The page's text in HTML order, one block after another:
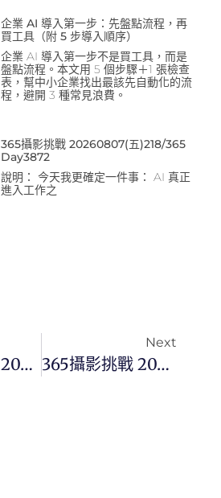
企業 AI 導入第一步：先盤點流程，再
買工具（附 5 步導入順序）
企業 AI 導入第一步不是買工具，而是
盤點流程。本文用 5 個步驟＋1 張檢查
表，幫中小企業找出最該先自動化的流
程，避開 3 種常見浪費。
365攝影挑戰 20260807(五)218/365
Day3872
說明： 今天我更確定一件事： AI 真正
進入工作之
365攝影挑戰 20250624(二)175/365 Day3444
Next
365攝影挑戰 20250626(四)177/365 Day3446